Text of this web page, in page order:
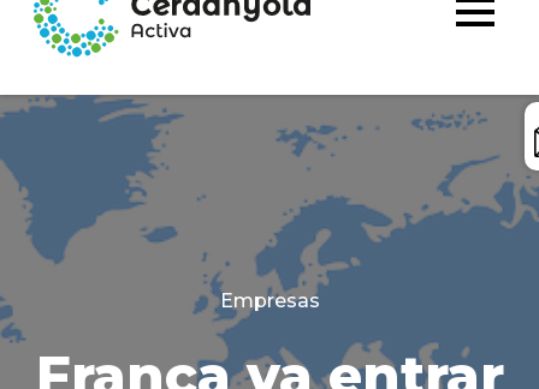
Categories
Empresas
França va entrar